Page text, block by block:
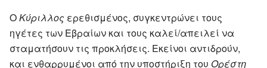
ΟΚύριλλος ερεθισμένος, συγκεντρώνει τους
ηγέτες των Εβραίων και τους καλεί/απειλεί να
σταματήσουν τις προκλήσεις. Εκείνοι αντιδρούν,
και ενθαρρυμένοι από την υποστήριξη του Ορέστη